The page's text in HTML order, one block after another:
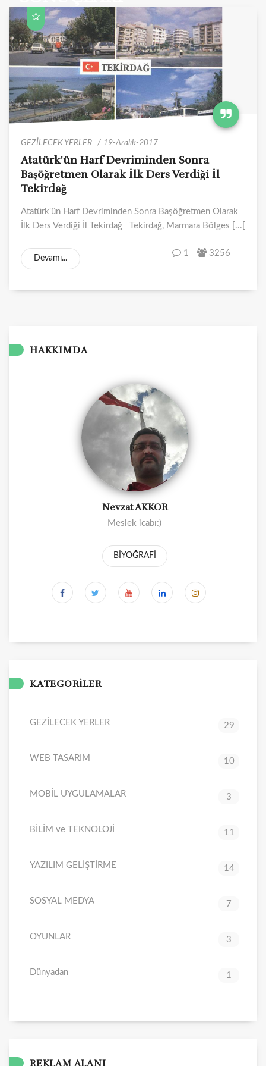
GEZİLECEK YERLER 19-Aralık-2017
Atatürk'ün Harf Devriminden Sonra
Başöğretmen Olarak İlk Ders Verdiği İl
Tekirdağ
Atatürk'ün Harf Devriminden Sonra Başöğretmen Olarak
İlk Ders Verdiği İl Tekirdağ Tekirdağ, Marmara Bölges [...[
Devamı...
1 3256
HAKKIMDA
Nevzat AKKOR
Meslek icabı:)
BİYOĞRAFİ
KATEGORİLER
GEZİLECEK YERLER 29
WEB TASARIM 10
MOBİL UYGULAMALAR 3
BİLİM ve TEKNOLOJİ 11
YAZILIM GELİŞTİRME 14
SOSYAL MEDYA 7
OYUNLAR 3
Dünyadan 1
REKLAM ALANI